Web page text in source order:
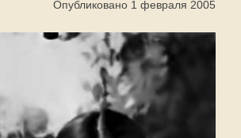
Опубликовано 1 февраля 2005